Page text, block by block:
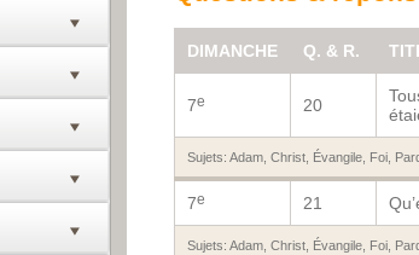
DIMANCHE Q. & R.
7e 20
Sujets: Adam, Christ, Évangile, Foi,
7e 21
Sujets: Adam, Christ, Évangile, Foi,